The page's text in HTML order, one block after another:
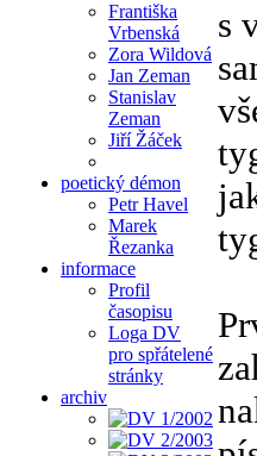
Františka
Vrbenská
Zora Wildová
Jan Zeman
Stanislav
Zeman
Jiří Žáček
poetický démon
Petr Havel
Marek
Řezanka
informace
Profil
časopisu
Loga DV
pro spřátelené
stránky
archiv
s